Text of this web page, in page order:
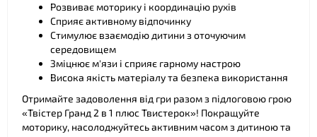
Розвиває моторику і координацію рухів
Сприяє активному відпочинку
Стимулює взаємодію дитини з оточуючим
середовищем
Зміцнює м'язи і сприяє гарному настрою
Висока якість матеріалу та безпека використання
Отримайте задоволення від гри разом з підлоговою грою
«Твістер Гранд 2 в 1 плюс Твистерок»! Покращуйте
моторику, насолоджуйтесь активним часом з дитиною та
❤